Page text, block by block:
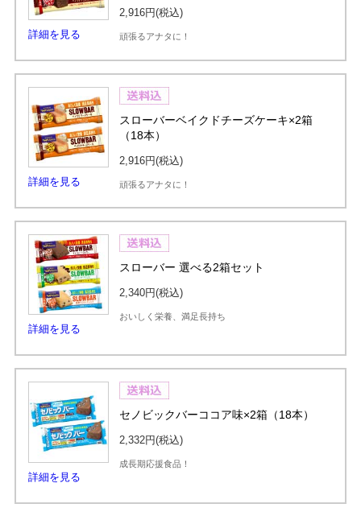
詳細を見る
2,916円(税込)
頑張るアナタに！
詳細を見る
スローバーベイクドチーズケーキ×2箱
（18本）
2,916円(税込)
頑張るアナタに！
詳細を見る
スローバー 選べる2箱セット
2,340円(税込)
おいしく栄養、満足長持ち
詳細を見る
セノビックバーココア味×2箱（18本）
2,332円(税込)
成長期応援食品！